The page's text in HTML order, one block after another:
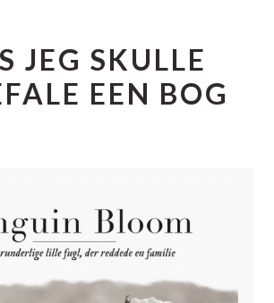
JEG SKULLE
EEN BOG